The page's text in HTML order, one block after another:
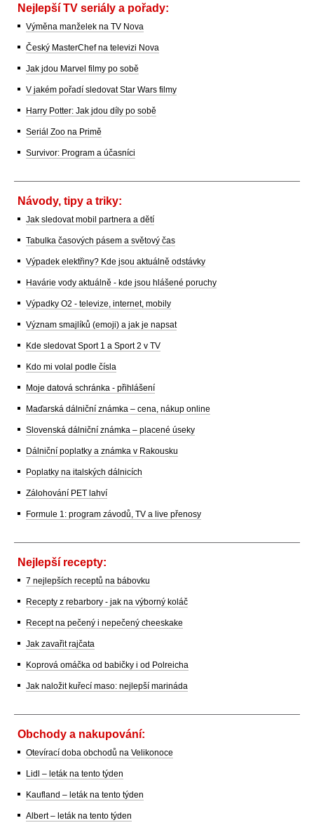
Nejlepší TV seriály a pořady:
Výměna manželek na TV Nova
Český MasterChef na televizi Nova
Jak jdou Marvel filmy po sobě
V jakém pořadí sledovat Star Wars filmy
Harry Potter: Jak jdou díly po sobě
Seriál Zoo na Primě
Survivor: Program a účasníci
Návody, tipy a triky:
Jak sledovat mobil partnera a dětí
Tabulka časových pásem a světový čas
Výpadek elektřiny? Kde jsou aktuálně odstávky
Havárie vody aktuálně - kde jsou hlášené poruchy
Výpadky O2 - televize, internet, mobily
Význam smajlíků (emoji) a jak je napsat
Kde sledovat Sport 1 a Sport 2 v TV
Kdo mi volal podle čísla
Moje datová schránka - přihlášení
Maďarská dálniční známka – cena, nákup online
Slovenská dálniční známka – placené úseky
Dálniční poplatky a známka v Rakousku
Poplatky na italských dálnicích
Zálohování PET lahví
Formule 1: program závodů, TV a live přenosy
Nejlepší recepty:
7 nejlepších receptů na bábovku
Recepty z rebarbory - jak na výborný koláč
Recept na pečený i nepečený cheeskake
Jak zavařit rajčata
Koprová omáčka od babičky i od Polreicha
Jak naložit kuřecí maso: nejlepší marináda
Obchody a nakupování:
Otevírací doba obchodů na Velikonoce
Lidl – leták na tento týden
Kaufland – leták na tento týden
Albert – leták na tento týden